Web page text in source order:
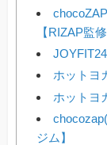
【RIZAP監
ホットヨ
ホットヨ
ジム】